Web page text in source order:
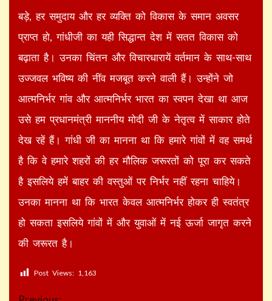
बड़े, हर समुदाय और हर व्यक्ति को विकास के समान अवसर
प्राप्त हो, गांधीजी का यही सिद्धान्त देश में सतत विकास को
बढ़ाता है। उनका चिंतन और विचारधारायें वर्तमान के साथ-साथ
उज्जवल भविष्य की नींव मजबूत करने वाली हैं। उन्होंने जो
आत्मनिर्भर गांव और आत्मनिर्भर भारत का स्वपन देखा था आज
उसे हम प्रधानमंत्री माननीय मोदी जी के नेतृत्व में साकार होते
देख रहें हैं। गांधी जी का मानना था कि हमारे गांवों में वह समर्थ
है कि वे हमारे शहरों की हर मौलिक जरूरतों को पूरा कर सकते
है इसलिये हमें बाहर की वस्तुओं पर निर्भर नहीं रहना चाहिये।
उनका मानना था कि भारत केवल आत्मनिर्भर होकर ही स्वतंत्र
हो सकता इसलिये गांवों में और युवाओं में नई ऊर्जा जागृत करने
की जरूरत है।
Post Views: 1,163